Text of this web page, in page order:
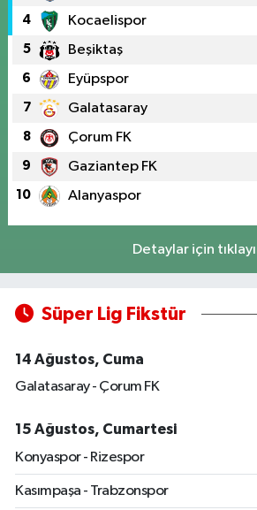
4 Kocaelispor
5 Beşiktaş
6 Eyüpspor
7 Galatasaray
8 Çorum FK
9 Gaziantep FK
10 Alanyaspor
Detaylar için
Süper Lig Fikstür
14 Ağustos, Cuma
Galatasaray - Çorum FK
15 Ağustos, Cumartesi
Konyaspor - Rizespor
Kasımpaşa - Trabzonspor